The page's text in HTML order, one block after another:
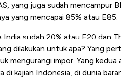
yang juga sudah mencampur
yang mencapai 85% atau E85.
India sudah 20% atau E20 dan
dilakukan untuk apa? Yang
mengurangi impor. Yang
di kajian Indonesia, di dunia